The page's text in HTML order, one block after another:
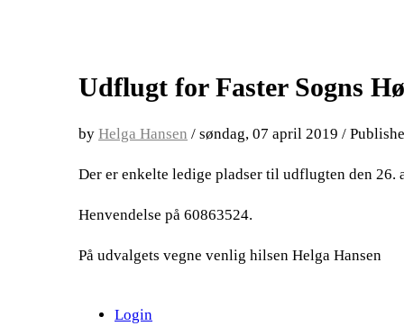
Udflugt for Faster Sogns
by Helga Hansen / søndag, 07 april 2019 /
Der er enkelte ledige pladser til udflugten den 26.
Henvendelse på 60863524.
På udvalgets vegne venlig hilsen Helga Hansen
Login